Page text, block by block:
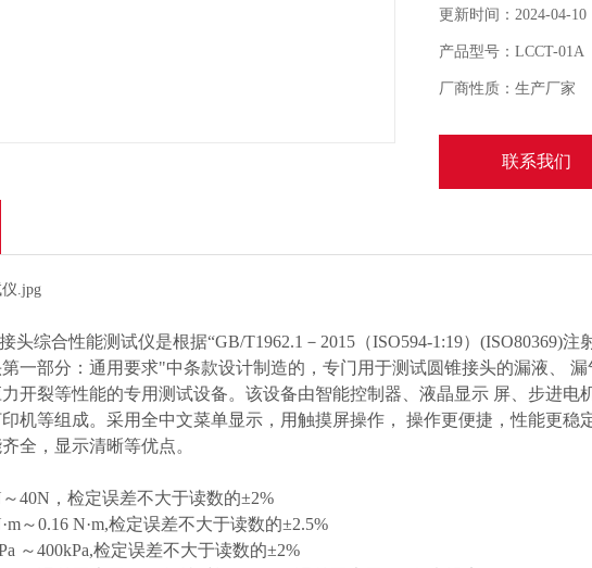
的漏液、漏气、分
更新时间：2024-04-10
产品型号：LCCT-01A
厂商性质：生产厂家
联系我们
头综合性能测试仪是根据“GB/T1962.1－2015（ISO594-1:19）(ISO80369)
第一部分：通用要求"中条款设计制造的，专门用于测试圆锥接头的漏液、
开裂等性能的专用测试设备。该设备由智能控制器、液晶显示 屏、步进电
机等组成。采用全中文菜单显示，用触摸屏操作， 操作更便捷，性能更稳
全，显示清晰等优点。
40N，检定误差不大于读数的±2%
～0.16 N·m,检定误差不大于读数的±2.5%
400kPa,检定误差不大于读数的±2%